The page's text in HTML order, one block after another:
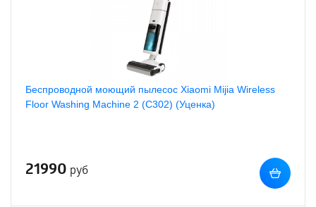
Беспроводной моющий пылесос Xiaomi Mijia Wireless
Floor Washing Machine 2 (C302) (Уценка)
21990 руб